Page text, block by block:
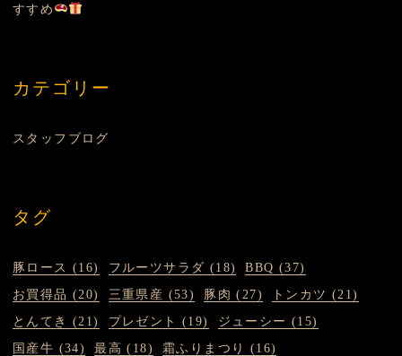
すすめ
カテゴリー
スタッフブログ
タグ
豚ロース (16) フルーツサラダ (18)
BBQ (37)
お買得品 (20)
三重県産 (53) 豚肉 (27)
トンカツ (21)
とんてき (21)
プレゼント (19)
ジューシー (15)
国産牛 (34)
最高 (18)
霜ふりまつり (16)